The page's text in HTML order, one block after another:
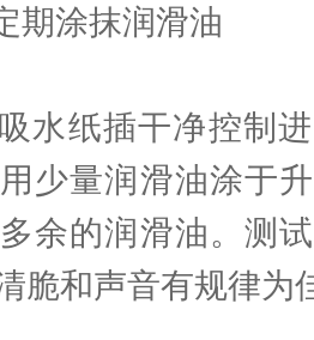
涂抹润滑油
纸插干净控制进
少量润滑油涂于
余的润滑油。测
脆和声音有规律为